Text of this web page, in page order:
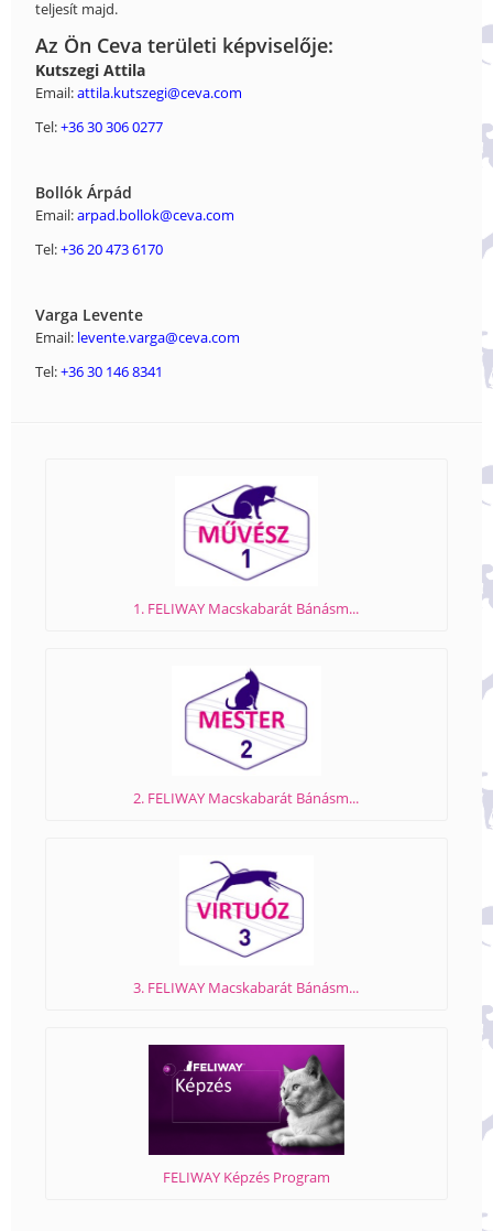
teljesít majd.
Az Ön Ceva területi képviselője:
Kutszegi Attila
Email:attila.kutszegi@ceva.com
Tel:+36 30 306 0277
Bollók Árpád
Email:arpad.bollok@ceva.com
Tel:+36 20 473 6170
Varga Levente
Email: levente.varga@ceva.com
Tel:+36 30 146 8341
1. FELIWAY Macskabarát Bánásm...
2. FELIWAY Macskabarát Bánásm...
3. FELIWAY Macskabarát Bánásm...
FELIWAY Képzés Program